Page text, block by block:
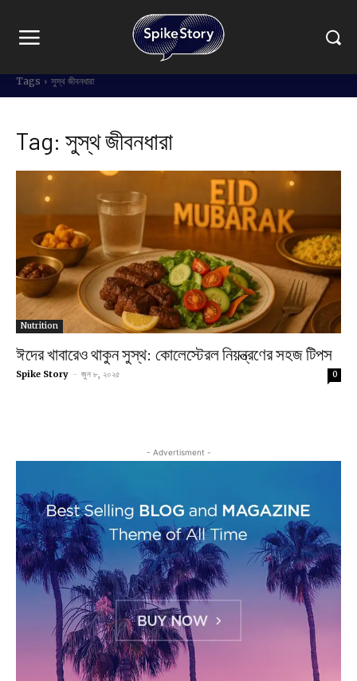
Tags সুস্থ জীবনধারা
Tag: সুস্থ জীবনধারা
Nutrition
ঈদের খাবারেও থাকুন সুস্থ: কোলেস্টেরল নিয়ন্ত্রণের সহজ টিপস
Spike Story - জুন ৮, ২০২৫ 0
- Advertisment -